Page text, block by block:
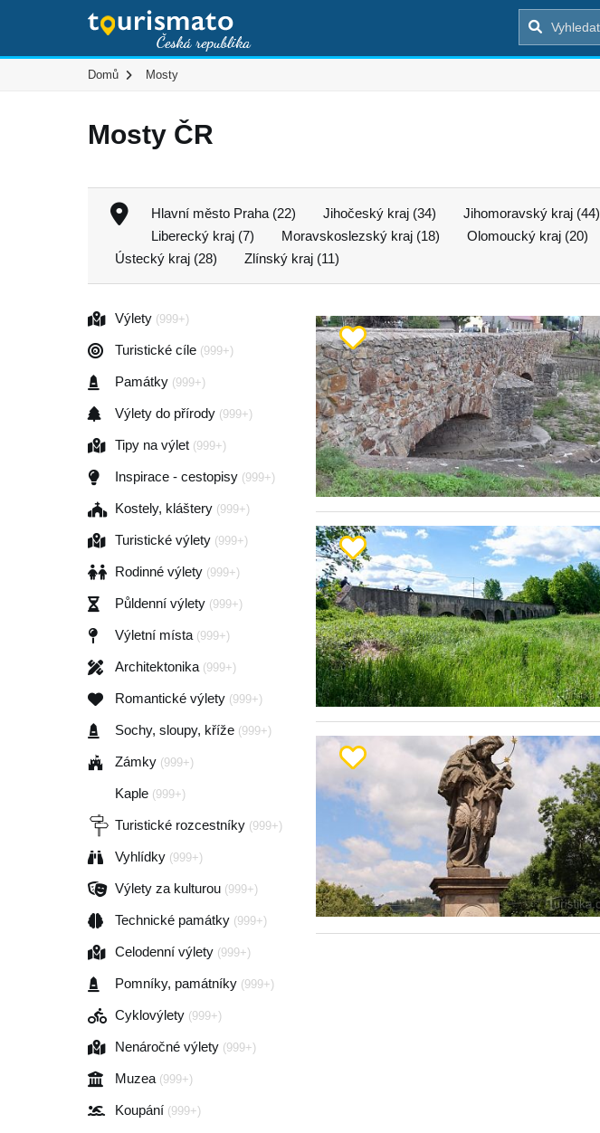
Domů Mosty
Mosty ČR
Hlavní město Praha (22) Jihočeský kraj (34) Jihomoravský kraj (44)
Liberecký kraj (7)
Moravskoslezský kraj (18) Olomoucký kraj (20)
Ústecký kraj (28)
Zlínský kraj (11)
Výlety (999+)
Turistické cíle (999+)
Památky (999+)
Výlety do přírody (999+)
Tipy na výlet (999+)
Inspirace - cestopisy (999+)
Kostely, kláštery (999+)
Turistické výlety (999+)
Rodinné výlety (999+)
Půldenní výlety (999+)
Výletní místa (999+)
Architektonika (999+)
Romantické výlety (999+)
Sochy, sloupy, kříže (999+)
Zámky (999+)
Kaple (999+)
Turistické rozcestníky (999+)
Vyhlídky (999+)
Výlety za kulturou (999+)
Technické památky (999+)
Celodenní výlety (999+)
Pomníky, památníky (999+)
Cyklovýlety (999+)
Nenáročné výlety (999+)
Muzea (999+)
Koupání (999+)